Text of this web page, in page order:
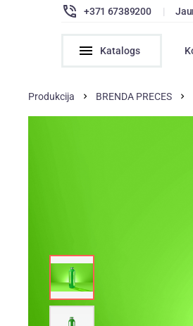
+371 67389200 |
Katalogs
Produkcija BRENDA PRECES